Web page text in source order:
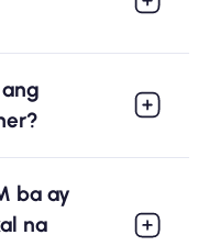
ba ay
na